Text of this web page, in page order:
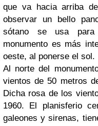
que va hacia arriba
observar un bello
sótano se usa para
monumento es más
oeste, al ponerse el sol.
Al norte del
vientos de 50 metros
Dicha rosa de los
1960. El planisferio
galeones y sirenas,